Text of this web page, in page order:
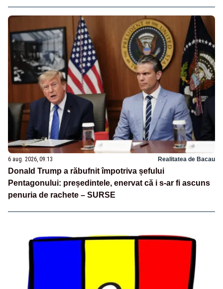
6 aug. 2026, 09:13 Realitatea de Bacau
Donald Trump a răbufnit împotriva șefului
Pentagonului: președintele, enervat că i s-ar fi ascuns
penuria de rachete – SURSE